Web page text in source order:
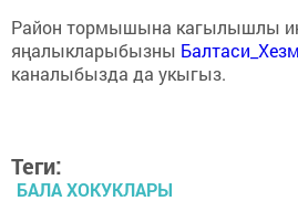
Район тормышына кагылышлы
яңалыкларыбызны
каналыбызда да укыгыз.
Теги:
БАЛА ХОКУКЛАРЫ